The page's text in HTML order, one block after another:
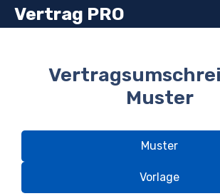
Zum
InhaltVertrag PRO
Muster
Muster
Vorlage